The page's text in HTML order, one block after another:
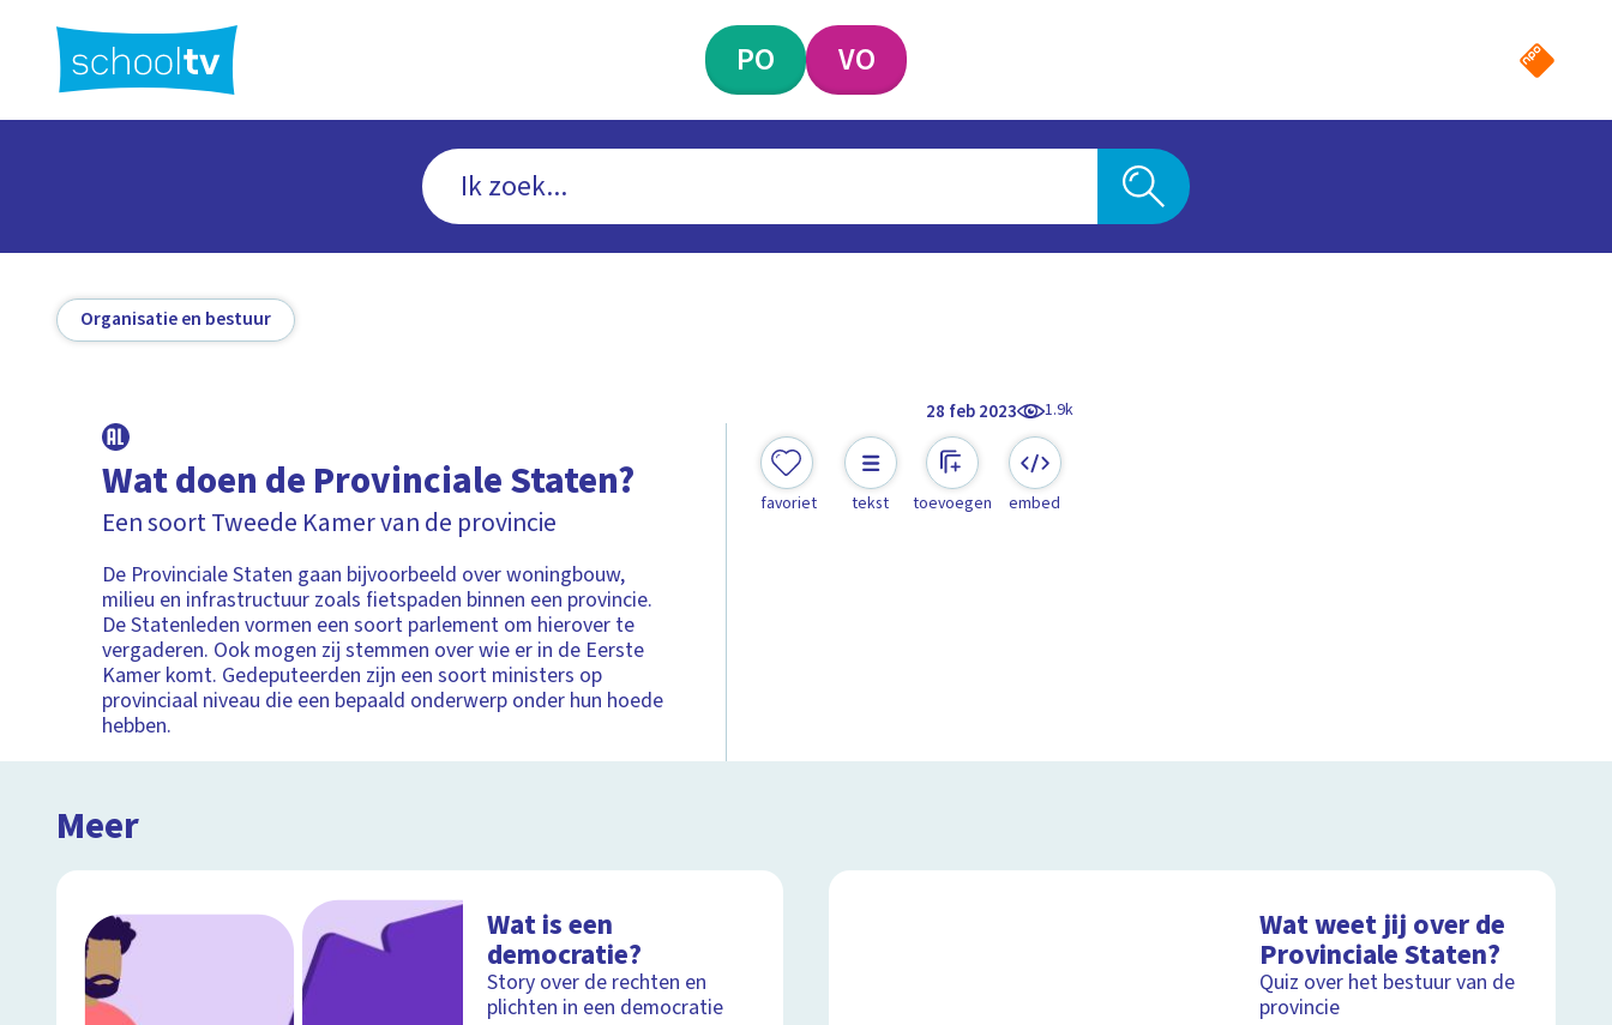
hoofdinhoud
PO VO
Organisatie en bestuur
28 feb 2023 1.9k
Wat doen de Provinciale Staten?
Een soort Tweede Kamer van de provincie
De Provinciale Staten gaan bijvoorbeeld over woningbouw,
milieu en infrastructuur zoals fietspaden binnen een provincie.
De Statenleden vormen een soort parlement om hierover te
vergaderen. Ook mogen zij stemmen over wie er in de Eerste
Kamer komt. Gedeputeerden zijn een soort ministers op
provinciaal niveau die een bepaald onderwerp onder hun hoede
hebben.
favoriet tekst toevoegen embed
Meer
Wat is een
democratie?
Story over de rechten en
plichten in een democratie
Wat weet jij over de
Provinciale Staten?
Quiz over het bestuur van de
provincie